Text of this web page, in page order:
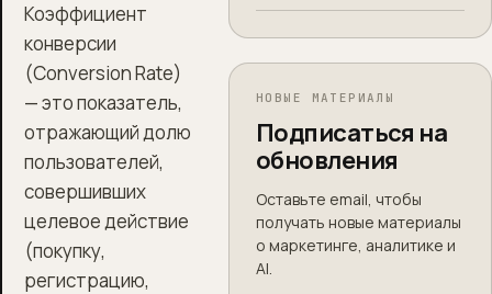
Коэффициент
конверсии
(Conversion Rate)
— это показатель,
отражающий долю
пользователей,
совершивших
целевое действие
(покупку,
регистрацию,
НОВЫЕ МАТЕРИАЛЫ
Подписаться на
обновления
Оставьте email, чтобы
получать новые материалы
о маркетинге, аналитике и
AI.